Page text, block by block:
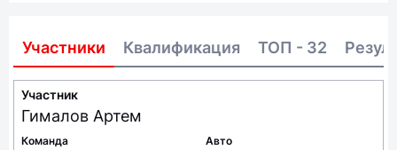
Участники Квалификация ТОП - 32
Участник
Гималов Артем
Команда Авто